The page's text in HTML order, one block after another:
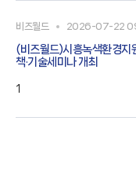
비즈월드 2026-07-22
(비즈월드)시흥녹색환경지
책·기술세미나 개최
1